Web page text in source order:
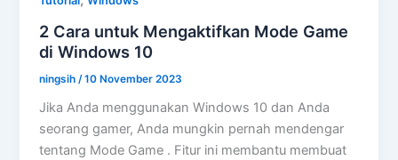
2 Cara untuk Mengaktifkan Mode Game
di Windows 10
ningsih /10 November 2023
Jika Anda menggunakan Windows 10 dan Anda
seorang gamer, Anda mungkin pernah mendengar
tentang Mode Game . Fitur ini membantu membuat